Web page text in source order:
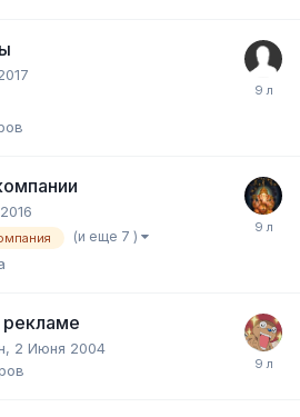
(и еще 7 )
рекламе
, 2 Июня 2004